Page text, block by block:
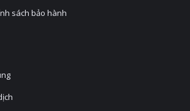
sách bảo hành